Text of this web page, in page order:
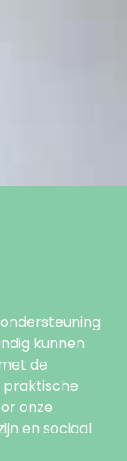
kunnen
de
praktische
onze
en sociaal